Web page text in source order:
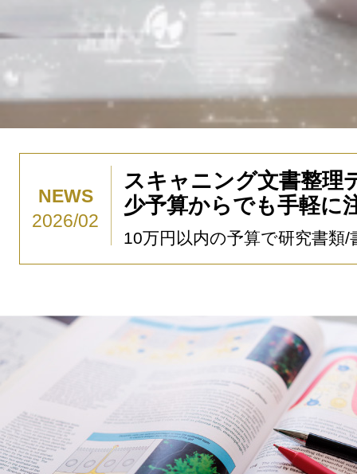
NEWS
2026/02
スキャニング文書整理
少予算からでも手軽に
10万円以内の予算で研究書